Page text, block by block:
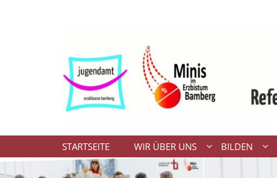
STARTSEITE WIR ÜBER UNS BILDEN